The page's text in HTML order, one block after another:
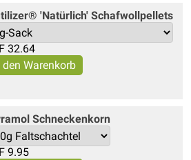
'Natürlich' Schafwollpellets
32.64
Schneckenkorn
9.95